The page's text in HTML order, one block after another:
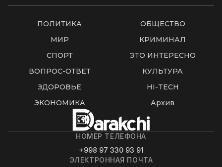
ПОЛИТИКА
ОБЩЕСТВО
МИР
КРИМИНАЛ
СПОРТ
ЭТО ИНТЕРЕСНО
ВОПРОС-ОТВЕТ
КУЛЬТУРА
ЗДОРОВЬЕ
HI-TECH
ЭКОНОМИКА
Архив
НОМЕР ТЕЛЕФОНА
+998 97 330 93 91
ЭЛЕКТРОННАЯ ПОЧТА